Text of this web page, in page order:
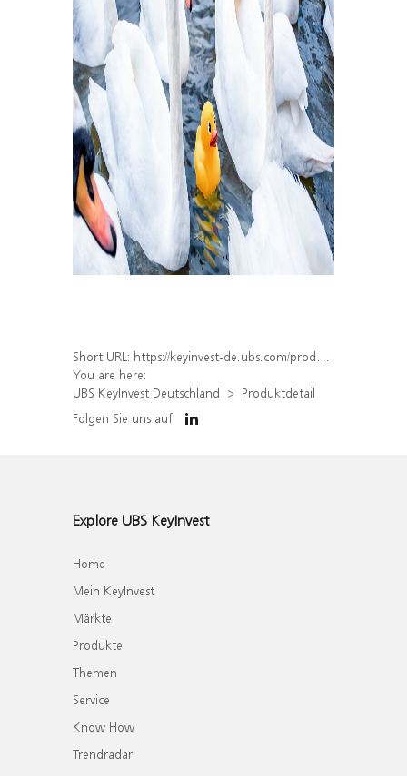
Short URL: https://keyinvest-de.ubs.com/produkt/detail/index/isin/DE000WA42HT6
You are here:
UBS KeyInvest Deutschland
Produktdetail
Folgen Sie uns auf
Explore UBS KeyInvest
Home
Mein KeyInvest
Märkte
Produkte
Themen
Service
Know How
Trendradar